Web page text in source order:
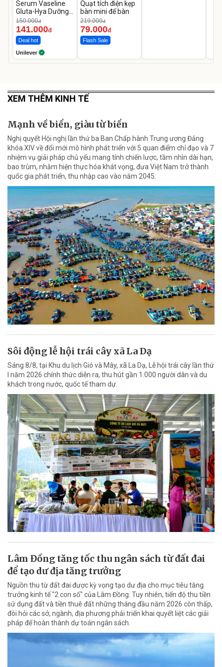
Serum Vaseline
Gluta-Hya Dưỡng
Da Sáng Mịn Sau 7
Ngày
150.000đ
141.000đ
Deal hot
Unilever
Quạt tích điện kẹp
bàn mini để bàn
219.000đ
79.000đ
Flash Sale
XEM THÊM KINH TẾ
Mạnh về biển, giàu từ biển
Nghị quyết Hội nghị lần thứ ba Ban Chấp hành Trung ương Đảng
khóa XIV về đổi mới mô hình phát triển với 5 quan điểm chỉ đạo và 7
nhiệm vụ giải pháp chủ yếu mang tính chiến lược, tầm nhìn dài hạn,
bao trùm, nhằm hiện thực hóa khát vọng, đưa Việt Nam trở thành
quốc gia phát triển, thu nhập cao vào năm 2045.
Sôi động lễ hội trái cây xã La Dạ
Sáng 8/8, tại Khu du lịch Gió và Mây, xã La Dạ, Lễ hội trái cây lần thứ
I năm 2026 chính thức diễn ra, thu hút gần 1.000 người dân và du
khách trong nước, quốc tế tham dự.
Lâm Đồng tăng tốc thu ngân sách từ đất đai
để tạo dư địa tăng trưởng
Nguồn thu từ đất đai được kỳ vọng tạo dư địa cho mục tiêu tăng
trưởng kinh tế "2 con số" của Lâm Đồng. Tuy nhiên, tiến độ thu tiền
sử dụng đất và tiền thuê đất những tháng đầu năm 2026 còn thấp,
đòi hỏi các sở, ngành, địa phương phải triển khai quyết liệt các giải
pháp để hoàn thành dự toán ngân sách.